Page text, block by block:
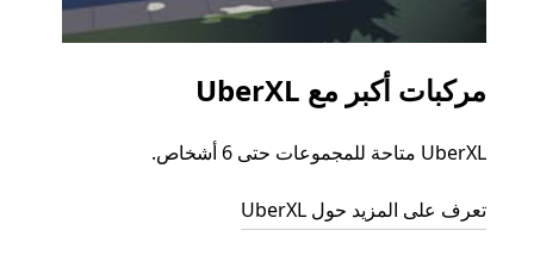
مركبات أكبر مع UberXL
UberXL متاحة للمجموعات حتى 6 أشخاص.
تعرف على المزيد حول UberXL